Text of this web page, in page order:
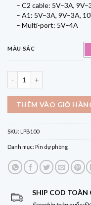
– C2 cable: 5V–3A,
– A1: 5V–3A, 9V–3A,
– Multi-port: 5V–4A
MÀU SẮC
THÊM VÀO GIỎ
SKU: LPB100
Danh mục: Pin dự phòng
SHIP COD TOÀN